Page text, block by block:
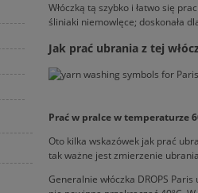
Włóczką tą szybko i łatwo się
śliniaki niemowlęce; doskonała
Jak prać ubrania z tej
Prać w pralce w temperaturze
Oto kilka wskazówek jak prać
tak ważne jest zmierzenie
Generalnie włóczka DROPS